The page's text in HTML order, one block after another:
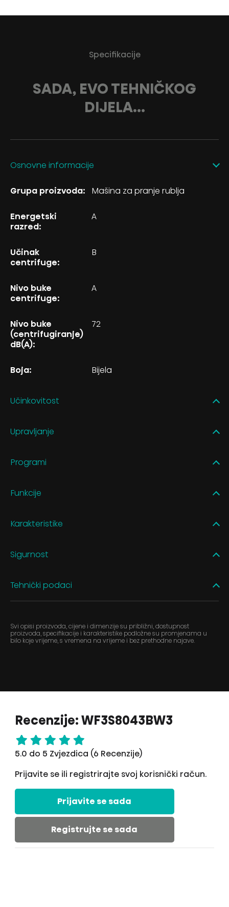
Specifikacije
SADA, EVO TEHNIČKOG
DIJELA...
Osnovne informacije
Grupa proizvoda: Mašina za pranje rublja
Energetski
razred:
A
Učinak
centrifuge:
B
Nivo buke
centrifuge:
A
Nivo buke
(centrifugiranje)
dB(A):
72
Boja: Bijela
Učinkovitost
Upravljanje
Programi
Funkcije
Karakteristike
Sigurnost
Tehnički podaci
Svi opisi proizvoda, cijene i dimenzije su približni, dostupnost
proizvoda, specifikacije i karakteristike podložne su promjenama u
bilo koje vrijeme, s vremena na vrijeme i bez prethodne najave.
Recenzije: WF3S8043BW3
5.0 do 5 Zvjezdica (6 Recenzije)
Prijavite se ili registrirajte svoj korisnički račun.
Prijavite se sada
Registrujte se sada